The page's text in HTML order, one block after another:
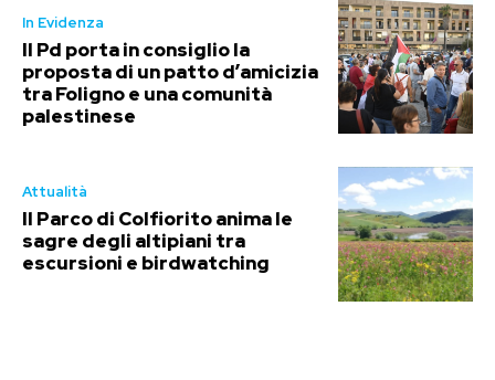
In Evidenza
Il Pd porta in consiglio la
proposta di un patto d’amicizia
tra Foligno e una comunità
palestinese
Attualità
Il Parco di Colfiorito anima le
sagre degli altipiani tra
escursioni e birdwatching